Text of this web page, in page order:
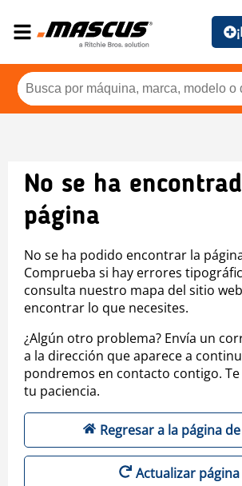
No se ha
página
No se ha podido encontrar la
Comprueba si hay errores
consulta nuestro mapa del sitio
encontrar lo que necesites.
¿Algún otro problema? Envía un
a la dirección que aparece a
pondremos en contacto contigo.
tu paciencia.
Regresar a la página
Actualizar página